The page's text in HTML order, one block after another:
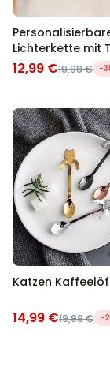
Lichterkette mit
12,99 €19,99 € -
Katzen
14,99 €19,99 € -